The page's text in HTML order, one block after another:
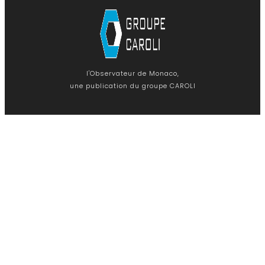
l'Observateur de Monaco,
une publication du groupe CAROLI